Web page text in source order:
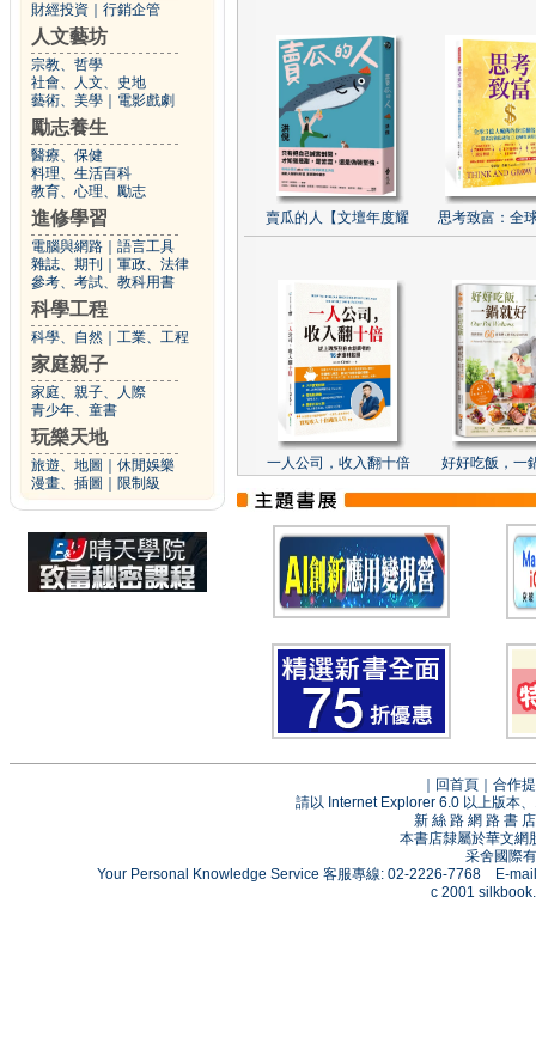
財經投資 行銷企管
人文藝坊
宗教、哲學
社會、人文、史地
藝術、美學
電影戲劇
勵志養生
醫療、保健
料理、生活百科
教育、心理、勵志
進修學習
電腦與網路
語言工具
雜誌、期刊
軍政、法律
參考、考試、教科用書
科學工程
科學、自然 工業、工程
家庭親子
家庭、親子、人際
青少年、童書
玩樂天地
旅遊、地圖
休閒娛樂
漫畫、插圖
限制級
賣瓜的人【文壇年度耀 思考致富：全
一人公司，收入翻十倍 好好吃飯，一
回首頁
合作
請以 Internet Explorer 6.0 以上版本
新 絲 路 網 路 書
本書店隸屬於華文網
采舍國際
Your Personal Knowledge Service 客服專線: 02-2226-7768 E-
c 2001